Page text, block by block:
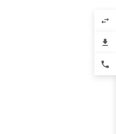
swap_horiz
file_download
phone